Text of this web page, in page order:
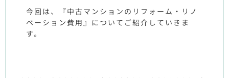
今回は、『中古マンションのリフォーム・リノ
ベーション費用』についてご紹介していきま
す。